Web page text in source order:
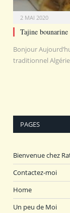
2 MAI 2020
Tajine bounarine
Bonjour
traditionnel
PAGES
Bienvenue chez
Contactez-moi
Home
Un peu de Moi